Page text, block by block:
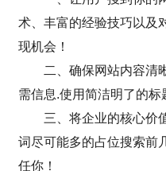
术、丰富的经验技巧以及
现机会！
二、确保网站内容清
需信息.使用简洁明了的标
三、将企业的核心价
词尽可能多的占位搜索前
任你！